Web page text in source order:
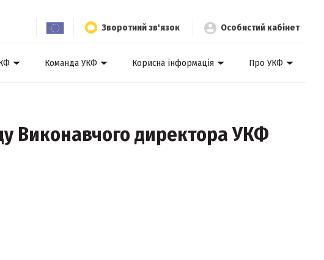
Зворотний зв'язок Особистий кабінет
Команда УКФ Корисна інформація Про УКФ
Виконавчого директора УКФ